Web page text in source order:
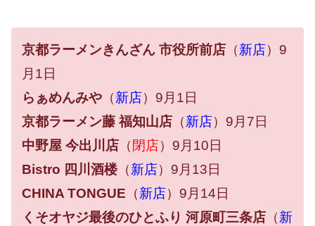
京都ラーメンきんざん 市役所前店 （新店）9
月1日
らぁめんみや （新店）9月1日
京都ラーメン藤 福知山店 （新店）9月7日
中野屋 今出川店 （ 閉店）9月10日
Bistro 四川酒楼（新店）9月13日
CHINA TONGUE （新店）9月14日
くそオヤジ最後のひとふり 河原町三条店 （新